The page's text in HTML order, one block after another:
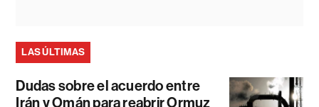
LAS ÚLTIMAS
Dudas sobre el acuerdo entre
Irán y Omán para reabrir Ormuz